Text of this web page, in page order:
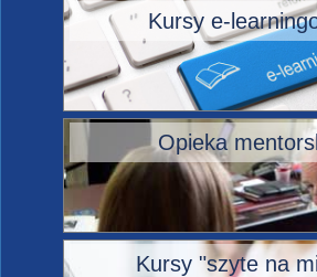
Kursy e-
Opieka
Kursy "szyte na